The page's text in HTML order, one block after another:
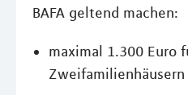
BAFA geltend machen:
maximal 1.300 Euro
Zweifamilienhäusern